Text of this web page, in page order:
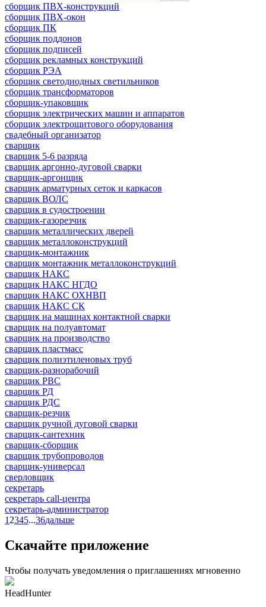
сборщик ПВХ-конструкций
сборщик ПВХ-окон
сборщик ПК
сборщик поддонов
сборщик подписей
сборщик рекламных конструкций
сборщик РЭА
сборщик светодиодных светильников
сборщик трансформаторов
сборщик-упаковщик
сборщик электрических машин и аппаратов
сборщик электрощитового оборудования
свадебный организатор
сварщик
сварщик 5-6 разряда
сварщик аргонно-дуговой сварки
сварщик-аргонщик
сварщик арматурных сеток и каркасов
сварщик ВОЛС
сварщик в судостроении
сварщик-газорезчик
сварщик металлических дверей
сварщик металлоконструкций
сварщик-монтажник
сварщик монтажник металлоконструкций
сварщик НАКС
сварщик НАКС НГДО
сварщик НАКС ОХНВП
сварщик НАКС СК
сварщик на машинах контактной сварки
сварщик на полуавтомат
сварщик на производство
сварщик пластмасс
сварщик полиэтиленовых труб
сварщик-разнорабочий
сварщик РВС
сварщик РД
сварщик РДС
сварщик-резчик
сварщик ручной дуговой сварки
сварщик-сантехник
сварщик-сборщик
сварщик трубопроводов
сварщик-универсал
сверловщик
секретарь
секретарь call-центра
секретарь-администратор
1 2345...36дальше
Скачайте приложение
Чтобы получать уведомления о приглашениях мгновенно
HeadHunter